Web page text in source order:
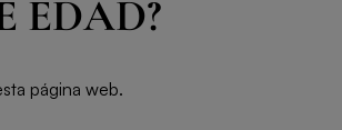
EDAD?
página web.
DRAPPIER
NATURE